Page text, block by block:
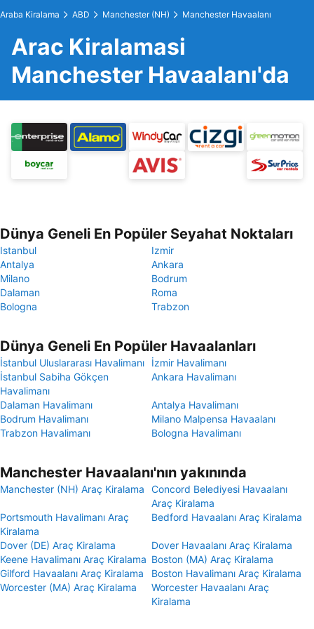
Araba Kiralama ABD Manchester (NH) Manchester Havaalanı
Arac Kiralamasi
Manchester Havaalanı'da
Dünya Geneli En Popüler Seyahat Noktaları
Istanbul
Izmir
Antalya
Ankara
Milano
Bodrum
Dalaman
Roma
Bologna
Trabzon
Dünya Geneli En Popüler Havaalanları
İstanbul Uluslararası Havalimanı
İzmir Havalimanı
İstanbul Sabiha Gökçen
Havalimanı
Ankara Havalimanı
Dalaman Havalimanı
Antalya Havalimanı
Bodrum Havalimanı
Milano Malpensa Havaalanı
Trabzon Havalimanı
Bologna Havalimanı
Manchester Havaalanı'nın yakınında
Manchester (NH) Araç Kiralama
Concord Belediyesi Havaalanı
Araç Kiralama
Portsmouth Havalimanı Araç
Kiralama
Bedford Havaalanı Araç Kiralama
Dover (DE) Araç Kiralama
Dover Havaalanı Araç Kiralama
Keene Havalimanı Araç Kiralama Boston (MA) Araç Kiralama
Gilford Havaalanı Araç Kiralama
Boston Havalimanı Araç Kiralama
Worcester (MA) Araç Kiralama
Worcester Havaalanı Araç
Kiralama